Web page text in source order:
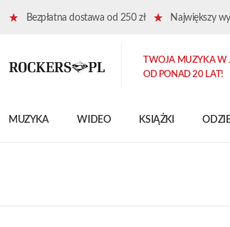
Bezpłatna dostawa od 250 zł Największy
MUZYKA WIDEO KSIĄŻKI
TWOJA MUZYKA W
OD PONAD 20 LAT!